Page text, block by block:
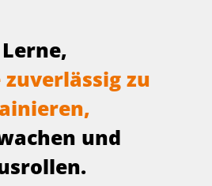
Lerne,
zuverlässig zu
ainieren,
achen und
srollen.